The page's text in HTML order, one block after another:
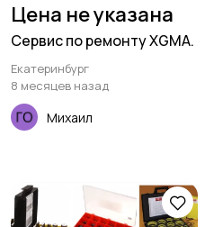
Цена не указана
Сервис по ремонту XGMA.
Екатеринбург
8 месяцев назад
Михаил